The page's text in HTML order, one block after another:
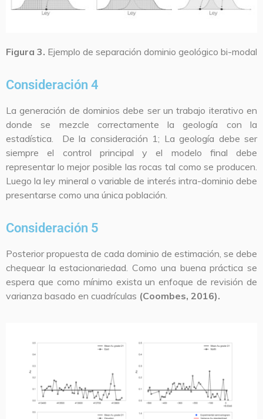
Figura 3. Ejemplo de separación dominio geológico bi-modal
Consideración 4
La generación de dominios debe ser un trabajo iterativo en
donde se mezcle correctamente la geología con la
estadística. De la consideración 1; La geología debe ser
siempre el control principal y el modelo final debe
representar lo mejor posible las rocas tal como se producen.
Luego la ley mineral o variable de interés intra-dominio debe
presentarse como una única población.
Consideración 5
Posterior propuesta de cada dominio de estimación, se debe
chequear la estacionariedad. Como una buena práctica se
espera que como mínimo exista un enfoque de revisión de
varianza basado en cuadrículas (Coombes, 2016).